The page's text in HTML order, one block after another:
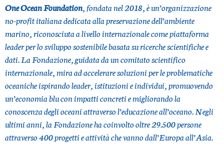
One Ocean Foundation, fondata nel 2018, è un’organizzazione
no-profit italiana dedicata alla preservazione dell’ambiente
marino, riconosciuta a livello internazionale come piattaforma
leader per lo sviluppo sostenibile basata su ricerche scientifiche e
dati. La Fondazione, guidata da un comitato scientifico
internazionale, mira ad accelerare soluzioni per le problematiche
oceaniche ispirando leader, istituzioni e individui, promuovendo
un’economia blu con impatti concreti e migliorando la
conoscenza degli oceani attraverso l’educazione all’oceano. Negli
ultimi anni, la Fondazione ha coinvolto oltre 29.500 persone
attraverso 400 progetti e attività che vanno dall’Europa all’Asia.